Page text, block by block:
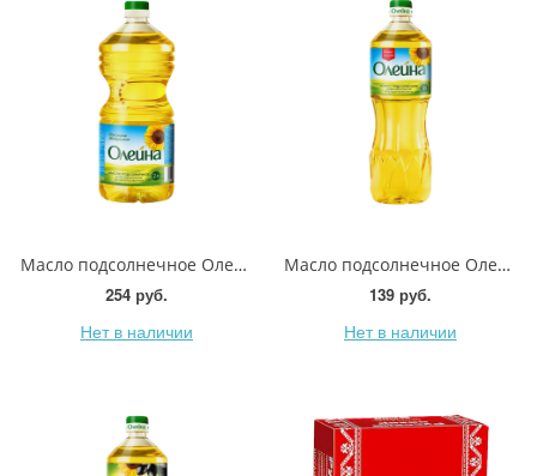
Масло подсолнечное Олейна рафинированное 2л
254 руб.
Нет в наличии
Масло подсолнечное Олейна 1л
139 руб.
Нет в наличии